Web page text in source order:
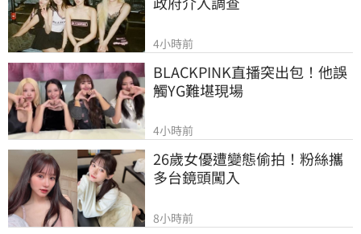
4小時前
BLACKPINK直播突出包！他誤
觸YG難堪現場
4小時前
26歲女優遭變態偷拍！粉絲攜
多台鏡頭闖入
8小時前